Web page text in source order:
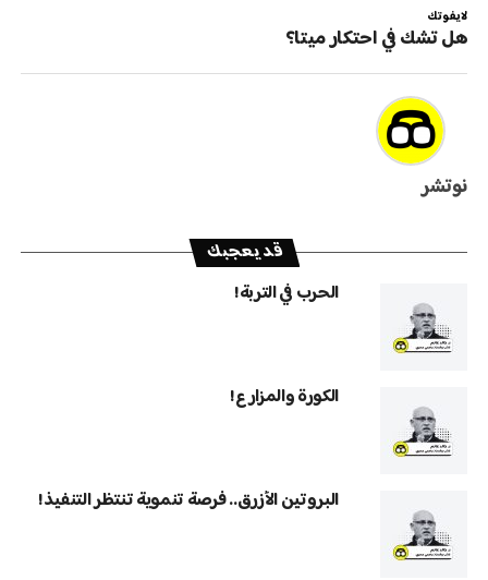
لايفوتك
هل تشك في احتكار ميتا؟
نوتشر
قد يعجبك
الحرب في التربة!
الكورة والمزارع!
البروتين الأزرق.. فرصة تنموية تنتظر التنفيذ!